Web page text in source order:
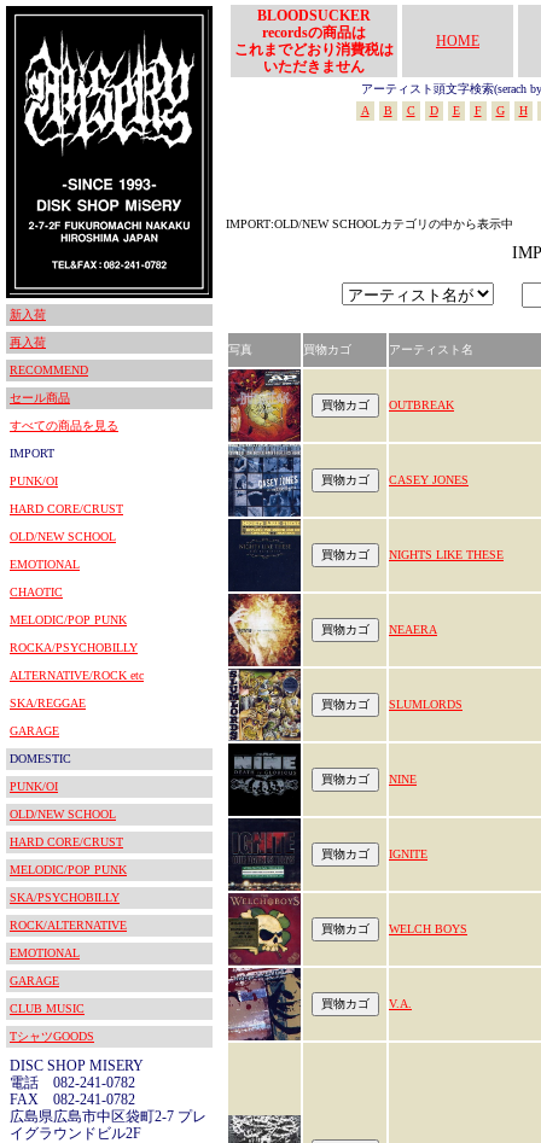
新入荷
再入荷
RECOMMEND
セール商品
すべての商品を見る
IMPORT
PUNK/OI
HARD CORE/CRUST
OLD/NEW SCHOOL
EMOTIONAL
CHAOTIC
MELODIC/POP PUNK
ROCKA/PSYCHOBILLY
ALTERNATIVE/ROCK etc
SKA/REGGAE
GARAGE
DOMESTIC
PUNK/OI
OLD/NEW SCHOOL
HARD CORE/CRUST
MELODIC/POP PUNK
SKA/PSYCHOBILLY
ROCK/ALTERNATIVE
EMOTIONAL
GARAGE
CLUB MUSIC
TシャツGOODS
DISC SHOP MISERY
電話 082-241-0782
FAX 082-241-0782
広島県広島市中区袋町2-7 プレ
イグラウンドビル2F
BLOODSUCKER
recordsの商品は
これまでどおり消費税は
いただきません
HOME
アーティスト頭文字検索(serach
A
B C D E F G H
IMPORT:OLD/NEW SCHOOLカテゴリの中から表示中
写真 買物カゴ アーティスト名
OUTBREAK
CASEY JONES
NIGHTS LIKE THESE
NEAERA
SLUMLORDS
NINE
IGNITE
WELCH BOYS
V.A.